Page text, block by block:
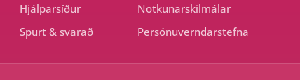
Hjálparsíður
Notkunarskilmálar
Spurt & svarað Persónuverndarstefna